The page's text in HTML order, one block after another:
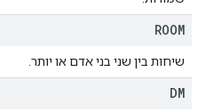
ROOM
שיחות בין שני בני אדם או יותר.
DM